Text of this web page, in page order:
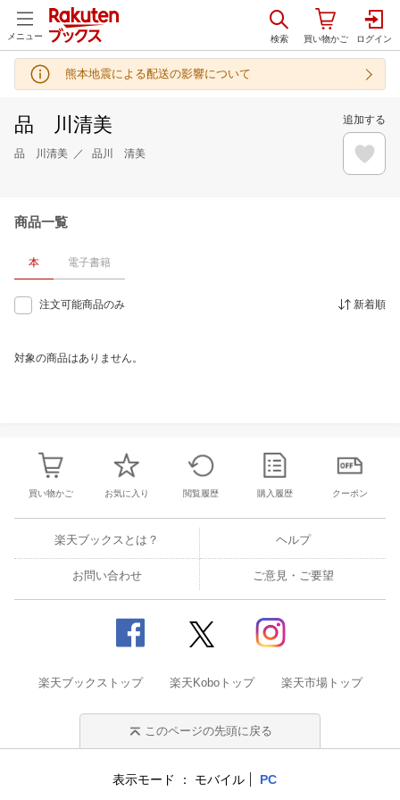
メニュー
熊本地震による配送の影響について
品 川清美
品 川清美 品川 清美
追加する
商品一覧
本 電子書籍
注文可能商品のみ 新着順
対象の商品はありません。
買い物かご お気に入り 閲覧履歴 購入履歴 クーポン
楽天ブックスとは？ ヘルプ
お問い合わせ ご意見・ご要望
楽天ブックストップ 楽天Koboトップ 楽天市場トップ
このページの先頭に戻る
表示モード モバイル PC